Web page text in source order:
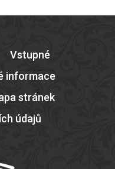
Vstupné
informace
stránek
údajů